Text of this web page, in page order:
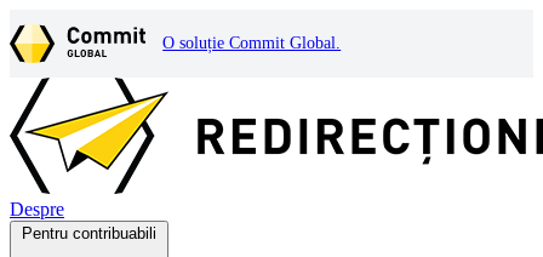
O soluție Commit Global.
Despre
Pentru contribuabili